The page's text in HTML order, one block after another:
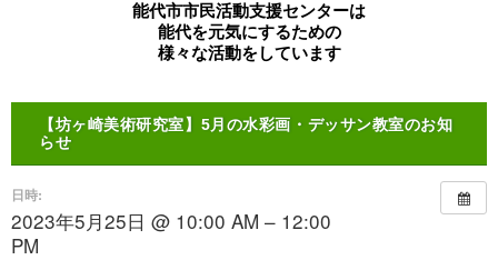
能代市市民活動支援センターは
能代を元気にするための
様々な活動をしています
【坊ヶ崎美術研究室】5月の水彩画・デッサン教室のお知
らせ
日時:
2023年5月25日 @ 10:00 AM – 12:00
PM